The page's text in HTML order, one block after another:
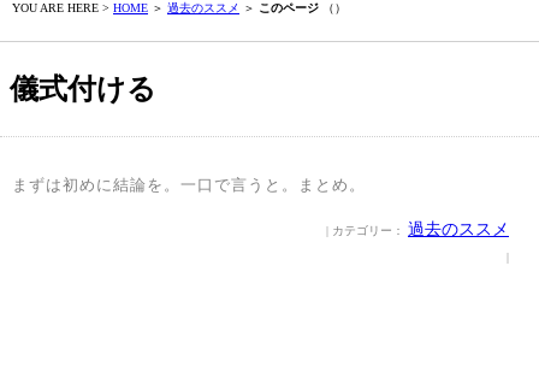
YOU ARE HERE > HOME ＞ 過去のススメ ＞ このページ （）
儀式付ける
まずは初めに結論を。一口で言うと。まとめ。
| カテゴリー： 過去のススメ
|